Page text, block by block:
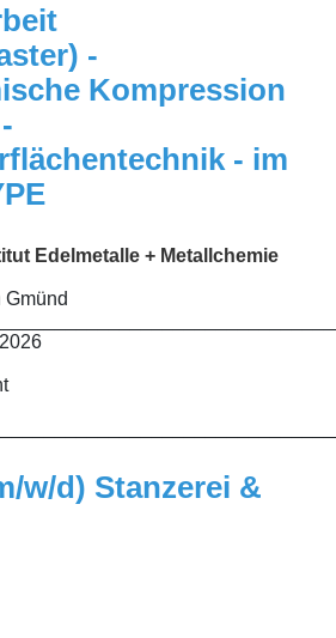
-
Kompression
- im
Edelmetalle + Metallchemie
w/d) Stanzerei &